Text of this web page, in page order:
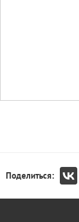
Поделиться: